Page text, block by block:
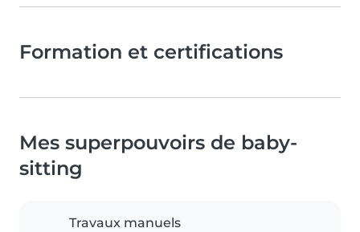
Formation et certifications
Mes superpouvoirs de baby-
sitting
Travaux manuels